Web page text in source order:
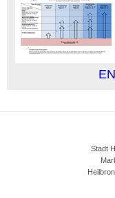
Stadt